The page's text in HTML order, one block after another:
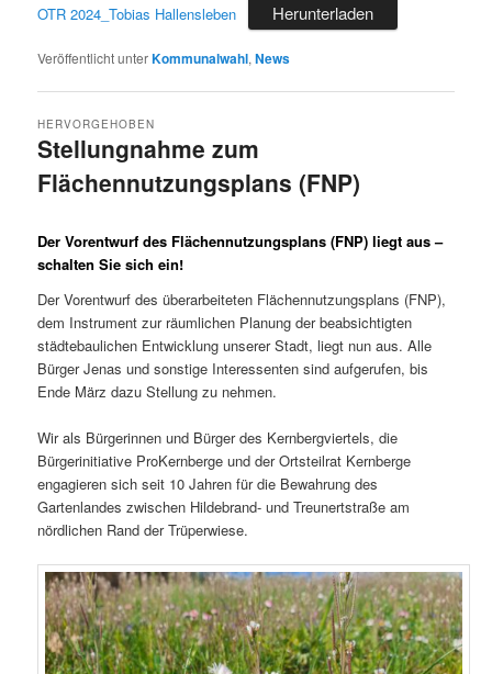
OTR 2024_Tobias Hallensleben Herunterladen
Veröffentlicht unterKommunalwahl,News
Stellungnahme zum
Flächennutzungsplans (FNP)
HERVORGEHOBEN
DerVorentwurf des Flächennutzungsplans (FNP) liegt aus –
schalten Sie sich ein!
Der Vorentwurf des überarbeiteten Flächennutzungsplans (FNP),
dem Instrument zur räumlichen Planung der beabsichtigten
städtebaulichen Entwicklung unserer Stadt, liegt nun aus. Alle
Bürger Jenas und sonstige Interessenten sind aufgerufen, bis
Ende März dazu Stellung zu nehmen.
Wir als Bürgerinnen und Bürger des Kernbergviertels, die
Bürgerinitiative ProKernberge und der Ortsteilrat Kernberge
engagieren sich seit 10 Jahren für die Bewahrung des
Gartenlandes zwischen Hildebrand- und Treunertstraße am
nördlichen Rand der Trüperwiese.